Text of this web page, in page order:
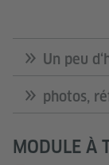
Un peu
photos,
MODULE À